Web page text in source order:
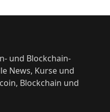
und Blockchain-
News, Kurse und
Blockchain und